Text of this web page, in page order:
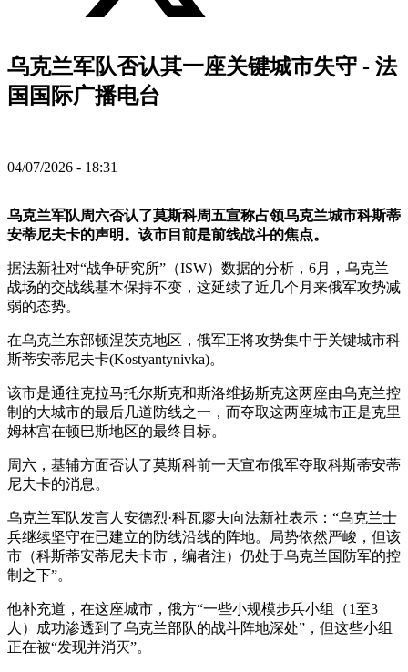
乌克兰军队否认其一座关键城市失守 - 法
国国际广播电台
04/07/2026 - 18:31
乌克兰军队周六否认了莫斯科周五宣称占领乌克兰城市科斯蒂
安蒂尼夫卡的声明。该市目前是前线战斗的焦点。
据法新社对“战争研究所”（ISW）数据的分析，6月，乌克兰
战场的交战线基本保持不变，这延续了近几个月来俄军攻势减
弱的态势。
在乌克兰东部顿涅茨克地区，俄军正将攻势集中于关键城市科
斯蒂安蒂尼夫卡(Kostyantynivka)。
该市是通往克拉马托尔斯克和斯洛维扬斯克这两座由乌克兰控
制的大城市的最后几道防线之一，而夺取这两座城市正是克里
姆林宫在顿巴斯地区的最终目标。
周六，基辅方面否认了莫斯科前一天宣布俄军夺取科斯蒂安蒂
尼夫卡的消息。
乌克兰军队发言人安德烈·科瓦廖夫向法新社表示：“乌克兰士
兵继续坚守在已建立的防线沿线的阵地。局势依然严峻，但该
市（科斯蒂安蒂尼夫卡市，编者注）仍处于乌克兰国防军的控
制之下”。
他补充道，在这座城市，俄方“一些小规模步兵小组（1至3
人）成功渗透到了乌克兰部队的战斗阵地深处”，但这些小组
正在被“发现并消灭”。